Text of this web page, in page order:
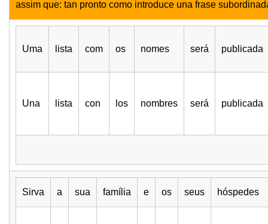
assim que: tan pronto como introduce una frase
Uma lista com os nomes será publicada
Una lista con los nombres será publicada
Sirva a sua família e os seus hóspedes